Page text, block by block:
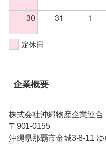
30
31 1
定休日
企業概要
株式会社沖縄物産企業連合
〒901-0155
沖縄県那覇市金城3-8-11